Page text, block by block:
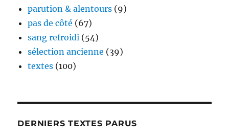
parution & alentours (9)
pas de côté (67)
sang refroidi (54)
sélection ancienne (39)
textes (100)
DERNIERS TEXTES PARUS